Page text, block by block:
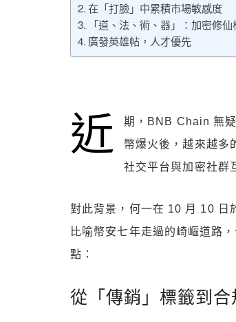
在「打臉」中累積市場敏感度
「道、法、術、器」：加密修仙
廣發英雄帖，人才優先
近
期，BNB Chain 無
幣爆火後，越來越多
社交平台與加密社群
對此背景，何一在 10 月 10 日
比喻幣安七年走過的崎嶇道路
點：
從「傳銷」標籤到合